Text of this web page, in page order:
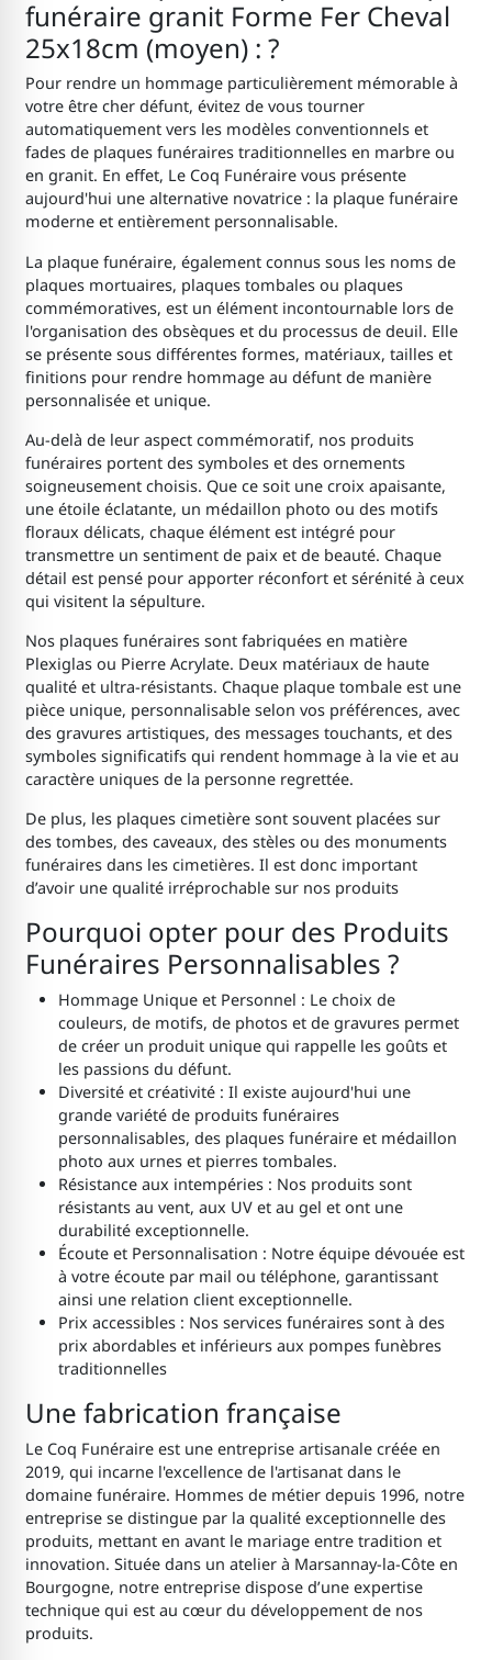
funéraire granit Forme Fer Cheval
25x18cm (moyen) : ?
Pour rendre un hommage particulièrement mémorable à
votre être cher défunt, évitez de vous tourner
automatiquement vers les modèles conventionnels et
fades de plaques funéraires traditionnelles en marbre ou
en granit. En effet, Le Coq Funéraire vous présente
aujourd'hui une alternative novatrice : la plaque funéraire
moderne et entièrement personnalisable.
La plaque funéraire, également connus sous les noms de
plaques mortuaires, plaques tombales ou plaques
commémoratives, est un élément incontournable lors de
l'organisation des obsèques et du processus de deuil. Elle
se présente sous différentes formes, matériaux, tailles et
finitions pour rendre hommage au défunt de manière
personnalisée et unique.
Au-delà de leur aspect commémoratif, nos produits
funéraires portent des symboles et des ornements
soigneusement choisis. Que ce soit une croix apaisante,
une étoile éclatante, un médaillon photo ou des motifs
floraux délicats, chaque élément est intégré pour
transmettre un sentiment de paix et de beauté. Chaque
détail est pensé pour apporter réconfort et sérénité à ceux
qui visitent la sépulture.
Nos plaques funéraires sont fabriquées en matière
Plexiglas ou Pierre Acrylate. Deux matériaux de haute
qualité et ultra-résistants. Chaque plaque tombale est une
pièce unique, personnalisable selon vos préférences, avec
des gravures artistiques, des messages touchants, et des
symboles significatifs qui rendent hommage à la vie et au
caractère uniques de la personne regrettée.
De plus, les plaques cimetière sont souvent placées sur
des tombes, des caveaux, des stèles ou des monuments
funéraires dans les cimetières. Il est donc important
d’avoir une qualité irréprochable sur nos produits
Pourquoi opter pour des Produits
Funéraires Personnalisables ?
Hommage Unique et Personnel : Le choix de
couleurs, de motifs, de photos et de gravures permet
de créer un produit unique qui rappelle les goûts et
les passions du défunt.
Diversité et créativité : Il existe aujourd'hui une
grande variété de produits funéraires
personnalisables, des plaques funéraire et médaillon
photo aux urnes et pierres tombales.
Résistance aux intempéries : Nos produits sont
résistants au vent, aux UV et au gel et ont une
durabilité exceptionnelle.
Écoute et Personnalisation : Notre équipe dévouée est
à votre écoute par mail ou téléphone, garantissant
ainsi une relation client exceptionnelle.
Prix accessibles : Nos services funéraires sont à des
prix abordables et inférieurs aux pompes funèbres
traditionnelles
Une fabrication française
Le Coq Funéraire est une entreprise artisanale créée en
2019, qui incarne l'excellence de l'artisanat dans le
domaine funéraire. Hommes de métier depuis 1996, notre
entreprise se distingue par la qualité exceptionnelle des
produits, mettant en avant le mariage entre tradition et
innovation. Située dans un atelier à Marsannay-la-Côte en
Bourgogne, notre entreprise dispose d’une expertise
technique qui est au cœur du développement de nos
produits.